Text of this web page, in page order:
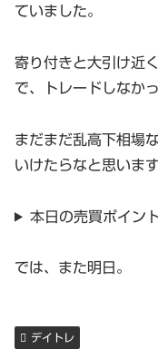
ていました。
寄り付きと大引け近
で、トレードしなか
まだまだ乱高下相場
いけたらなと思います
本日の売買ポイン
では、また明日。
デイトレ